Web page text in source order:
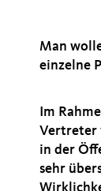
Man
einzelne
Im
Vertreter
in der
sehr